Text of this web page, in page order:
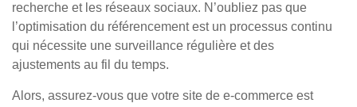
recherche et les réseaux sociaux. N’oubliez pas que
l’optimisation du référencement est un processus continu
qui nécessite une surveillance régulière et des
ajustements au fil du temps.
Alors, assurez-vous que votre site de e-commerce est